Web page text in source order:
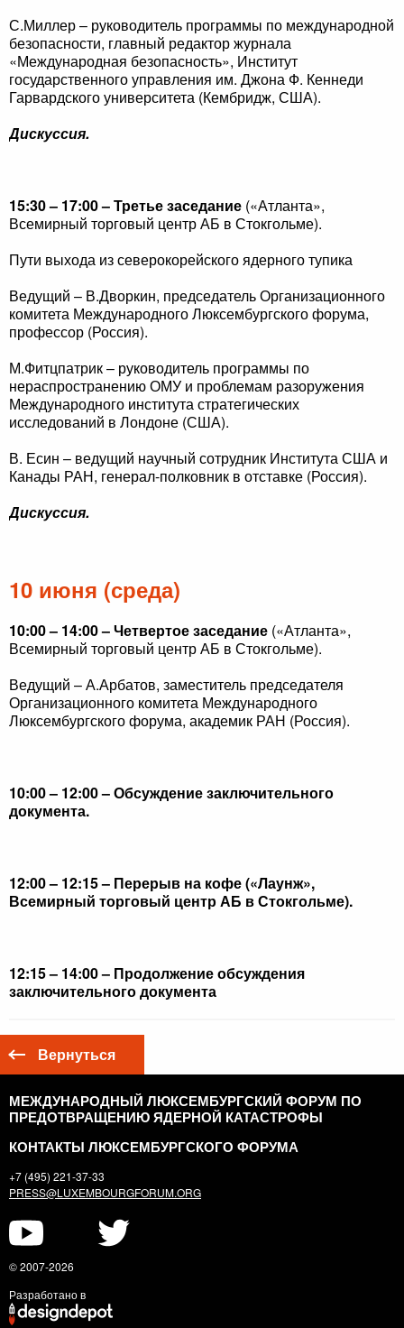
С.Миллер – руководитель программы по международной
безопасности, главный редактор журнала
«Международная безопасность», Институт
государственного управления им. Джона Ф. Кеннеди
Гарвардского университета (Кембридж, США).
Дискуссия.
15:30 – 17:00 – Третье заседание («Атланта»,
Всемирный торговый центр АБ в Стокгольме).
Пути выхода из северокорейского ядерного тупика
Ведущий – В.Дворкин, председатель Организационного
комитета Международного Люксембургского форума,
профессор (Россия).
М.Фитцпатрик – руководитель программы по
нераспространению ОМУ и проблемам разоружения
Международного института стратегических
исследований в Лондоне (США).
В. Есин – ведущий научный сотрудник Института США и
Канады РАН, генерал-полковник в отставке (Россия).
Дискуссия.
10 июня (среда)
10:00 – 14:00 – Четвертое заседание («Атланта»,
Всемирный торговый центр АБ в Стокгольме).
Ведущий – А.Арбатов, заместитель председателя
Организационного комитета Международного
Люксембургского форума, академик РАН (Россия).
10:00 – 12:00 – Обсуждение заключительного
документа.
12:00 – 12:15 – Перерыв на кофе («Лаунж»,
Всемирный торговый центр АБ в Стокгольме).
12:15 – 14:00 – Продолжение обсуждения
заключительного документа
Вернуться
МЕЖДУНАРОДНЫЙ ЛЮКСЕМБУРГСКИЙ ФОРУМ ПО
ПРЕДОТВРАЩЕНИЮ ЯДЕРНОЙ КАТАСТРОФЫ
КОНТАКТЫ ЛЮКСЕМБУРГСКОГО ФОРУМА
+7 (495) 221-37-33
PRESS@LUXEMBOURGFORUM.ORG
© 2007-2026
Разработано в